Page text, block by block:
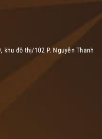
khu đô thị/102 P. Nguyễn Thanh